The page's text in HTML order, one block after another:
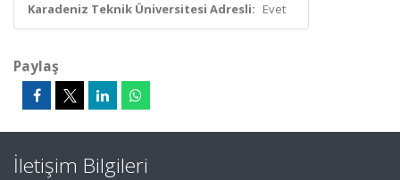
Karadeniz Teknik Üniversitesi Adresli: Evet
Paylaş
İletişim Bilgileri